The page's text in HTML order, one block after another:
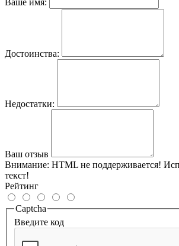
Достоинства:
Недостатки:
Ваш отзыв
Внимание: HTML не поддерживается!
текст!
Рейтинг
Captcha
Введите код